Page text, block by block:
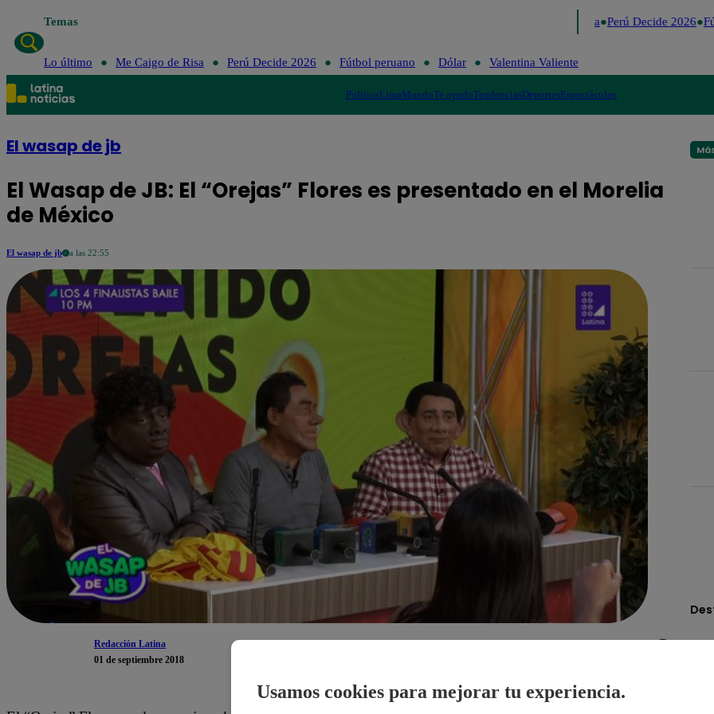
Temas Perú Decide 2026
Lo último Me Caigo de Risa Perú Decide 2026 Fútbol peruano Dólar Valentina Valiente
PolíticaLimaMundoTe ayudoTendenciasDeportesEspectáculos
El wasap de jb
El Wasap de JB: El “Orejas” Flores es presentado en el Morelia
de México
El wasap de jb a las 22:55
Redacción Latina
01 de septiembre 2018
Usamos cookies para mejorar tu experiencia.